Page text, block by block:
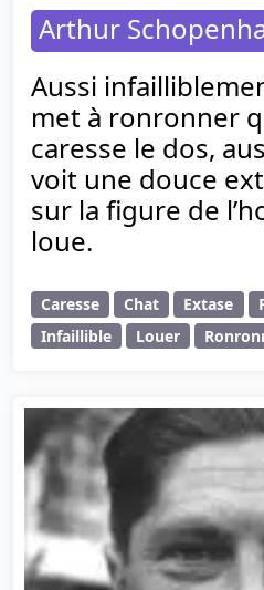
Arthur
Aussi
met à ronronner
caresse le dos,
voit une douce
sur la figure de
loue.
Caresse Chat Extase
Infaillible
Louer